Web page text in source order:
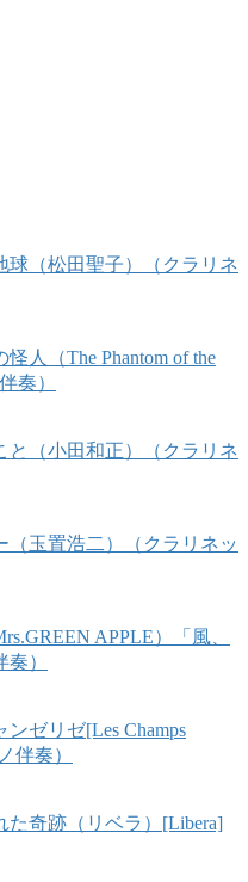
球（松田聖子）（クラリネ
人（The Phantom of the
奏）
と（小田和正）（クラリネ
（玉置浩二）（クラリネッ
APPLE）「風、
）
ゼリゼ[Les Champs
伴奏）
た奇跡（リベラ）[Libera]